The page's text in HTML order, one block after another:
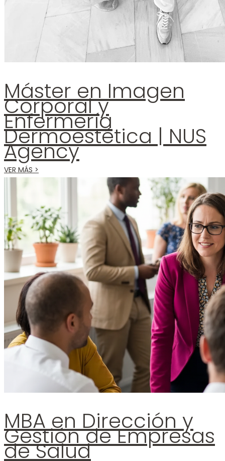
Máster en Imagen
Corporal y
Enfermería
Dermoestética | NUS
Agency
VER MÁS >
MBA en Dirección y
Gestión de Empresas
de Salud